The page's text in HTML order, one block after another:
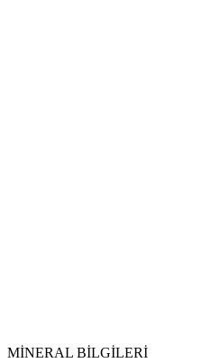
MİNERAL BİLGİLERİ